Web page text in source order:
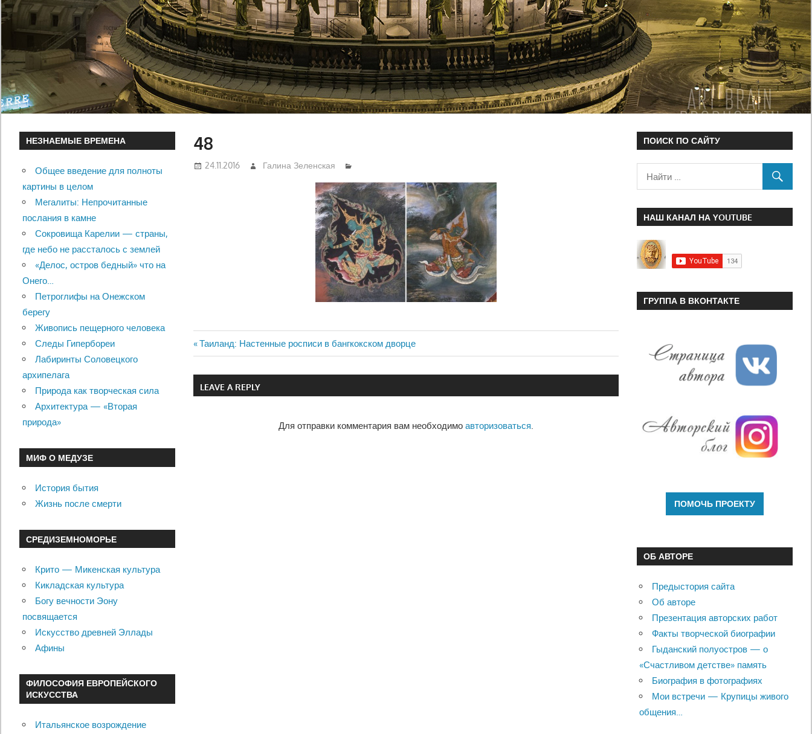
48
24.11.2016 Галина Зеленская
Навигация
по
Previous
Post:
Таиланд: Настенные росписи в бангкокском дворце
LEAVE A REPLY
Для отправки комментария вам необходимо авторизоваться.
НЕЗНАЕМЫЕ ВРЕМЕНА
Общее введение для полноты
картины в целом
Мегалиты: Непрочитанные
послания в камне
Сокровища Карелии — страны,
где небо не рассталось с землей
«Делос, остров бедный» что на
Онего…
Петроглифы на Онежском
берегу
Живопись пещерного человека
Следы Гипербореи
Лабиринты Соловецкого
архипелага
Природа как творческая сила
Архитектура — «Вторая
природа»
МИФ О МЕДУЗЕ
История бытия
Жизнь после смерти
СРЕДИЗЕМНОМОРЬЕ
Крито — Микенская культура
Кикладская культура
Богу вечности Эону
посвящается
Искусство древней Эллады
Афины
ФИЛОСОФИЯ ЕВРОПЕЙСКОГО
ИСКУССТВА
Итальянское возрождение
ПОИСК ПО САЙТУ
НАШ КАНАЛ НА YOUTUBE
ГРУППА В ВКОНТАКТЕ
ОБ АВТОРЕ
Предыстория сайта
Об авторе
Презентация авторских работ
Факты творческой биографии
Гыданский полуостров — о
«Счастливом детстве» память
Биография в фотографиях
Мои встречи — Крупицы живого
общения…